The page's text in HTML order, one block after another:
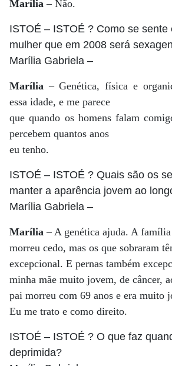
Marília – Não.
ISTOÉ – ISTOÉ ? Como se sente
mulher que em 2008 será
Marília Gabriela –
Marília – Genética, física e
essa idade, e me parece
que quando os homens falam
percebem quantos anos
eu tenho.
ISTOÉ – ISTOÉ ? Quais são os
manter a aparência jovem ao
Marília Gabriela –
Marília – A genética ajuda. A
morreu cedo, mas os que sobraram
excepcional. E pernas também
minha mãe muito jovem, de câncer,
pai morreu com 69 anos e era muito
Eu me trato e como direito.
ISTOÉ – ISTOÉ ? O que faz
deprimida?